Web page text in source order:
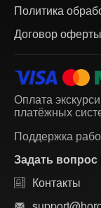
Политика
Договор оферты
Оплата
платёжных
Поддержка
Задать вопрос
Контакты